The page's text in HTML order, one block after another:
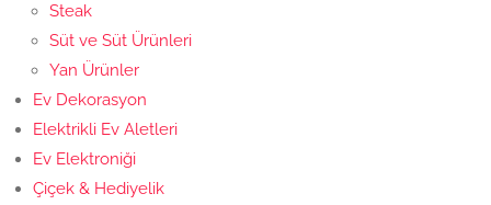
Steak
Süt ve Süt Ürünleri
Yan Ürünler
Ev Dekorasyon
Elektrikli Ev Aletleri
Ev Elektroniği
Çiçek & Hediyelik